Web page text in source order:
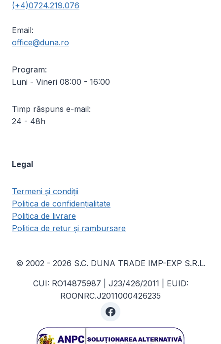
(+4)0724.219.076
Email:
office@duna.ro
Program:
Luni - Vineri 08:00 - 16:00
Timp răspuns e-mail:
24 - 48h
Legal
Termeni și condiții
Politica de confidențialitate
Politica de livrare
Politica de retur și rambursare
© 2002 - 2026 S.C. DUNA TRADE IMP-EXP S.R.L.
CUI: RO14875987 | J23/426/2011 | EUID:
ROONRC.J2011000426235